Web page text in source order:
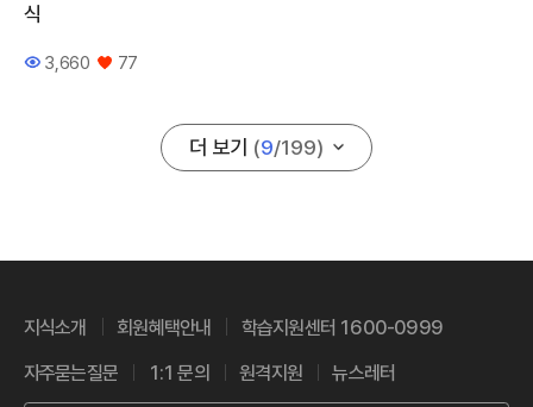
식
조회수
3,660
좋아요
77
더 보기 (9/199)
지식소개 회원혜택안내 학습지원센터 1600-0999
자주묻는질문 1:1 문의 원격지원 뉴스레터